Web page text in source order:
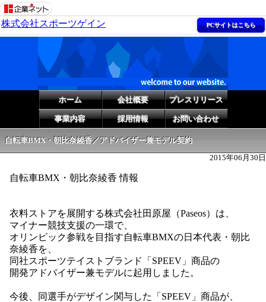
株式会社スポーツゲイン PCサイトはこちら
ホーム 会社概要 プレスリリース
事業内容 採用情報 お問い合わせ
自転車BMX・朝比奈綾香／アドバイザー兼モデル契約
2015年06月30日
自転車BMX・朝比奈綾香 情報
衣料ストアを展開する株式会社田原屋（Paseos）は、
マイナー競技支援の一環で、
オリンピック参戦を目指す自転車BMXの日本代表・朝比
奈綾香を、
同社スポーツテイストブランド「SPEEV」商品の
開発アドバイザー兼モデルに起用しました。
今後、同選手がデザイン関与した「SPEEV」商品が、